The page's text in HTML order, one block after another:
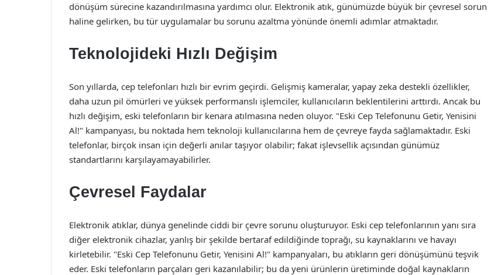
dönüşüm sürecine kazandırılmasına yardımcı olur. Elektronik atık, günümüzde büyük bir çevresel sorun
haline gelirken, bu tür uygulamalar bu sorunu azaltma yönünde önemli adımlar atmaktadır.
Teknolojideki Hızlı Değişim
Son yıllarda, cep telefonları hızlı bir evrim geçirdi. Gelişmiş kameralar, yapay zeka destekli özellikler,
daha uzun pil ömürleri ve yüksek performanslı işlemciler, kullanıcıların beklentilerini arttırdı. Ancak bu
hızlı değişim, eski telefonların bir kenara atılmasına neden oluyor. "Eski Cep Telefonunu Getir, Yenisini
Al!" kampanyası, bu noktada hem teknoloji kullanıcılarına hem de çevreye fayda sağlamaktadır. Eski
telefonlar, birçok insan için değerli anılar taşıyor olabilir; fakat işlevsellik açısından günümüz
standartlarını karşılayamayabilirler.
Çevresel Faydalar
Elektronik atıklar, dünya genelinde ciddi bir çevre sorunu oluşturuyor. Eski cep telefonlarının yanı sıra
diğer elektronik cihazlar, yanlış bir şekilde bertaraf edildiğinde toprağı, su kaynaklarını ve havayı
kirletebilir. "Eski Cep Telefonunu Getir, Yenisini Al!" kampanyaları, bu atıkların geri dönüşümünü teşvik
eder. Eski telefonların parçaları geri kazanılabilir; bu da yeni ürünlerin üretiminde doğal kaynakların